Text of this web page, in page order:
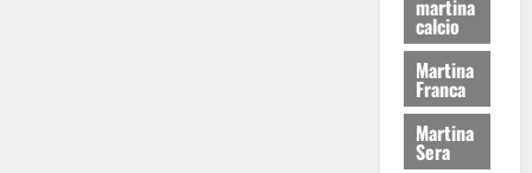
martina
calcio
Martina
Franca
Martina
Sera